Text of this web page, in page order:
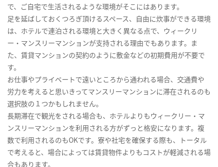
で、ご自宅で生活されるような環境がそこにはあります。
足を延ばしておくつろぎ頂けるスペース、自由に炊事ができる環境
は、ホテルで連泊される環境と大きく異なる点で、ウィークリ
ー・マンスリーマンションが支持される理由でもあります。ま
た、賃貸マンションの契約のように敷金などの初期費用が不要で
す。
お仕事やプライベートで遠いところから通われる場合、交通費や
労力を考えると思いきってマンスリーマンションに滞在されるのも
選択肢の１つかもしれません。
長期滞在で観光をされる場合も、ホテルよりもウィークリー・マ
ンスリーマンションを利用される方がずっと格安になります。複
数で利用されるのもOKです。寮や社宅を確保する際も、トータル
で考えると、場合によっては賃貸物件よりもコストが軽減される場
合もあります。